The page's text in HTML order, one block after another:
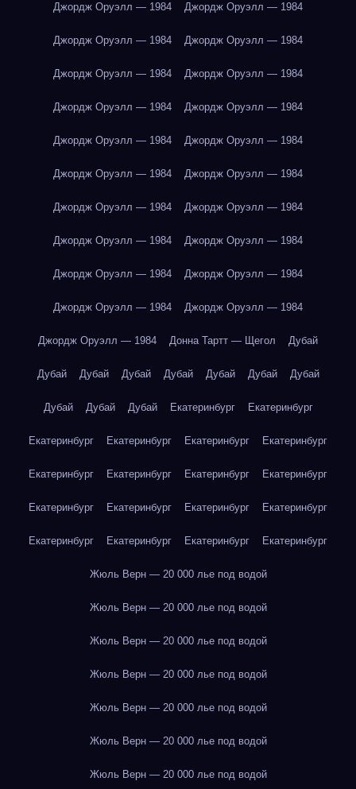
Джордж Оруэлл — 1984 Джордж Оруэлл — 1984
Джордж Оруэлл — 1984 Джордж Оруэлл — 1984
Джордж Оруэлл — 1984 Джордж Оруэлл — 1984
Джордж Оруэлл — 1984 Джордж Оруэлл — 1984
Джордж Оруэлл — 1984 Джордж Оруэлл — 1984
Джордж Оруэлл — 1984 Джордж Оруэлл — 1984
Джордж Оруэлл — 1984 Джордж Оруэлл — 1984
Джордж Оруэлл — 1984 Джордж Оруэлл — 1984
Джордж Оруэлл — 1984 Джордж Оруэлл — 1984
Джордж Оруэлл — 1984 Джордж Оруэлл — 1984
Джордж Оруэлл — 1984 Донна Тартт — Щегол Дубай
Дубай Дубай Дубай Дубай Дубай Дубай Дубай
Дубай Дубай Дубай Екатеринбург Екатеринбург
Екатеринбург Екатеринбург Екатеринбург Екатеринбург
Екатеринбург Екатеринбург Екатеринбург Екатеринбург
Екатеринбург Екатеринбург Екатеринбург Екатеринбург
Екатеринбург Екатеринбург Екатеринбург Екатеринбург
Жюль Верн — 20 000 лье под водой
Жюль Верн — 20 000 лье под водой
Жюль Верн — 20 000 лье под водой
Жюль Верн — 20 000 лье под водой
Жюль Верн — 20 000 лье под водой
Жюль Верн — 20 000 лье под водой
Жюль Верн — 20 000 лье под водой